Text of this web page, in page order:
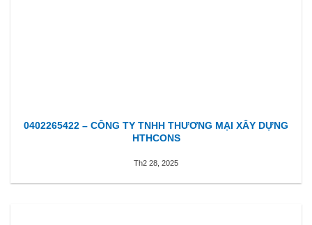
0402265422 – CÔNG TY TNHH THƯƠNG MẠI XÂY DỰNG
HTHCONS
Th2 28, 2025